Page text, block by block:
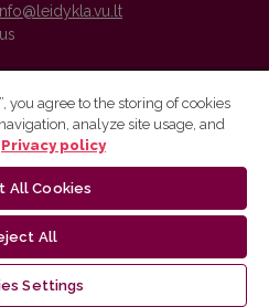
and metadata are distributed by
you agree to the storing of cookies
analyze site usage, and
Privacy policy
All Cookies
All
Settings